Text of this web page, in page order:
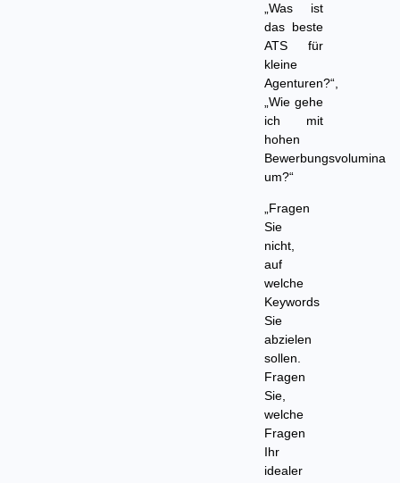
„Was ist
das beste
ATS für
kleine
Agenturen?“,
„Wie gehe
ich mit
hohen
Bewerbungsvolumina
um?“
„Fragen
Sie
nicht,
auf
welche
Keywords
Sie
abzielen
sollen.
Fragen
Sie,
welche
Fragen
Ihr
idealer